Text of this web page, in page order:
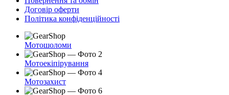
Договір оферти
Політика конфіденційності
Мотошоломи
Мотоекіпірування
Мотозахист